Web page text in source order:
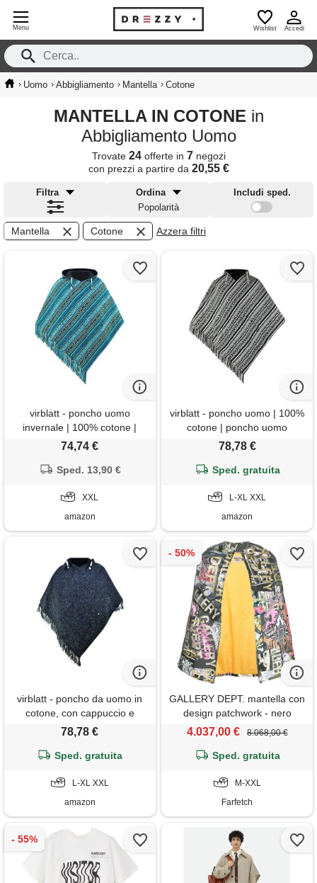
Menu Wishlist Accedi
› Uomo › Abbigliamento › Mantella › Cotone
MANTELLA IN COTONE in
Abbigliamento Uomo
Trovate 24offerte in 7negozi
con prezzi a partire da 20,55 €
Filtra
Ordina
Popolarità
Includi sped.
Mantella Cotone Azzera filtri
virblatt - poncho uomo
invernale | 100% cotone |
coperta con cappuccio |
taglie forti - abajo verde xxl
74,74 €
Sped. 13,90 €
XXL
amazon
virblatt - poncho uomo | 100%
cotone | poncho uomo
invernale coperta poncho pile
messicano oversize - abajo
78,78 €
Sped. gratuita
L-XL XXL
amazon
virblatt - poncho da uomo in
cotone, con cappuccio e
cappuccio, nero macchiato, l-
78,78 €
Sped. gratuita
L-XL XXL
amazon
GALLERY DEPT. mantella con
design patchwork - nero
4.037,00 € 8.068,00 €
Sped. gratuita
M-XXL
Farfetch